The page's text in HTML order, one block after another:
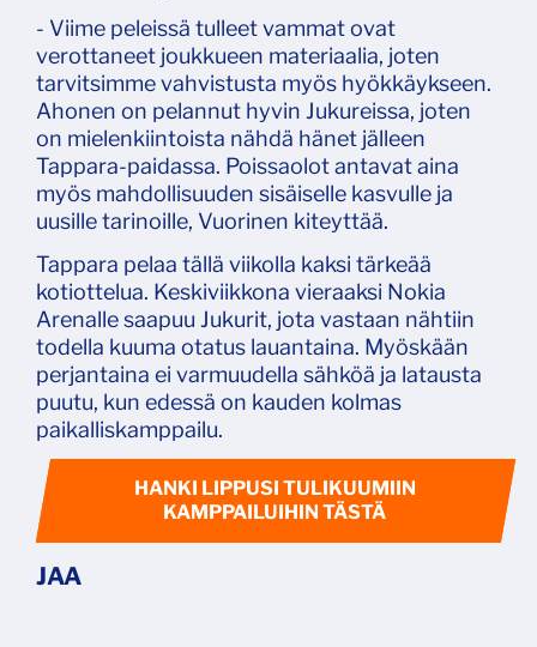
- Viime peleissä tulleet vammat ovat
verottaneet joukkueen materiaalia, joten
tarvitsimme vahvistusta myös hyökkäykseen.
Ahonen on pelannut hyvin Jukureissa, joten
on mielenkiintoista nähdä hänet jälleen
Tappara-paidassa. Poissaolot antavat aina
myös mahdollisuuden sisäiselle kasvulle ja
uusille tarinoille, Vuorinen kiteyttää.
Tappara pelaa tällä viikolla kaksi tärkeää
kotiottelua. Keskiviikkona vieraaksi Nokia
Arenalle saapuu Jukurit, jota vastaan nähtiin
todella kuuma otatus lauantaina. Myöskään
perjantaina ei varmuudella sähköä ja latausta
puutu, kun edessä on kauden kolmas
paikalliskamppailu.
HANKI LIPPUSI TULIKUUMIIN
KAMPPAILUIHIN TÄSTÄ